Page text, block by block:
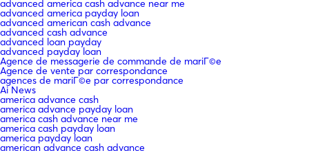
advanced america cash advance near me
advanced america payday loan
advanced american cash advance
advanced cash advance
advanced loan payday
advanced payday loan
Agence de messagerie de commande de mariГ©e
Agence de vente par correspondance
agences de mariГ©e par correspondance
Ai News
america advance cash
america advance payday loan
america cash advance near me
america cash payday loan
america payday loan
american advance cash advance